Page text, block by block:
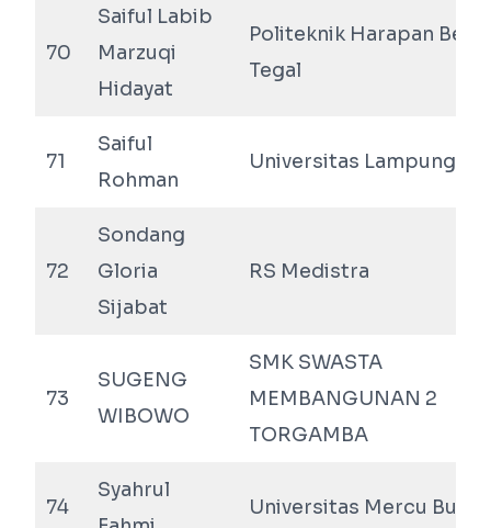
70
Saiful Labib
Marzuqi
Hidayat
Politeknik Harapan
Tegal
71
Saiful
Rohman
Universitas Lampung
72
Sondang
Gloria
Sijabat
RS Medistra
73
SUGENG
WIBOWO
SMK SWASTA
MEMBANGUNAN 2
TORGAMBA
74
Syahrul
Universitas Mercu Buana